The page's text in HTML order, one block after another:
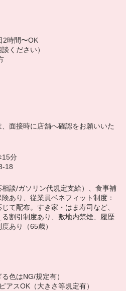
2時間〜OK
ください）
面接時に店舗へ確認をお願いいた
15分
18
談/ガソリン代規定支給）、食事補
あり、従業員ベネフィット制度：
て配布。すき家・はま寿司など、
割引制度あり、敷地内禁煙、履歴
あり（65歳）
色はNG/規定有）
アスOK（大きさ等規定有）